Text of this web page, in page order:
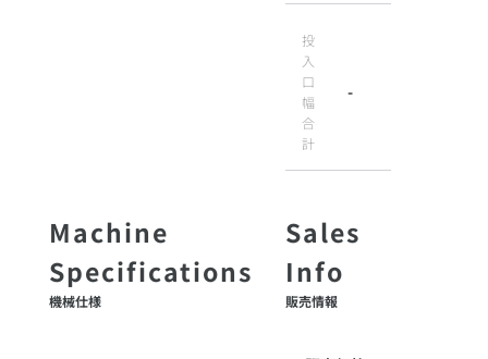
機械仕様
投
入
口
幅
合
計
-
販売情報